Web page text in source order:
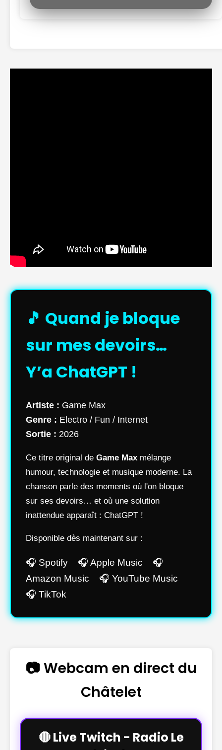
🎵 Quand je bloque
sur mes devoirs…
Y’a ChatGPT !
Artiste : Game Max
Genre : Electro / Fun / Internet
Sortie : 2026
Ce titre original de Game Max mélange
humour, technologie et musique moderne. La
chanson parle des moments où l'on bloque
sur ses devoirs… et où une solution
inattendue apparaît : ChatGPT !
Disponible dès maintenant sur :
🎧 Spotify 🎧 Apple Music 🎧
Amazon Music 🎧 YouTube Music
🎧 TikTok
📷 Webcam en direct du
Châtelet
🔴 Live Twitch - Radio Le